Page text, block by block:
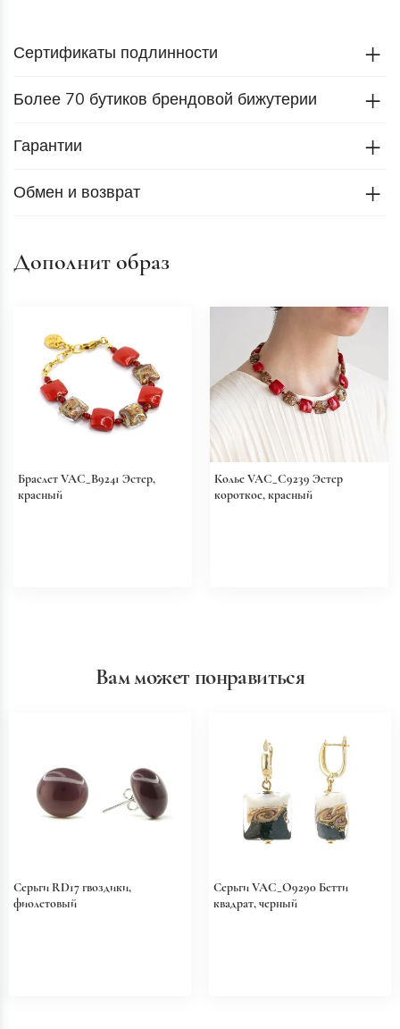
Сертификаты подлинности
Более 70 бутиков брендовой бижутерии
Гарантии
Обмен и возврат
Дополнит образ
Браслет VAC_B9241 Эстер,
красный
Колье VAC_C9239 Эстер
короткое, красный
Вам может понравиться
Серьги RD17 гвоздики,
фиолетовый
Серьги VAC_O9290 Бетти
квадрат, черный